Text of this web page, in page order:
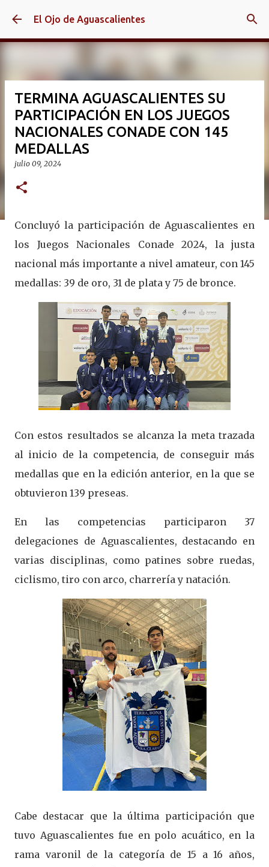
Ir al contenido principal
El Ojo de Aguascalientes
TERMINA AGUASCALIENTES SU
PARTICIPACIÓN EN LOS JUEGOS
NACIONALES CONADE CON 145
MEDALLAS
julio 09, 2024
Concluyó la participación de Aguascalientes en
los Juegos Nacionales Conade 2024, la justa
nacional más importante a nivel amateur, con 145
medallas: 39 de oro, 31 de plata y 75 de bronce.
Con estos resultados se alcanza la meta trazada
al inicio de la competencia, de conseguir más
medallas que en la edición anterior, en la que se
obtuvieron 139 preseas.
En las competencias participaron 37
delegaciones de Aguascalientes, destacando en
varias disciplinas, como patines sobre ruedas,
ciclismo, tiro con arco, charrería y natación.
Cabe destacar que la última participación que
tuvo Aguascalientes fue en polo acuático, en la
rama varonil de la categoría de 15 a 16 años,